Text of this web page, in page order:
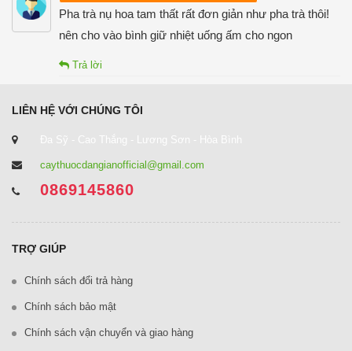
Pha trà nụ hoa tam thất rất đơn giản như pha trà thôi!
nên cho vào bình giữ nhiệt uống ấm cho ngon
Trả lời
LIÊN HỆ VỚI CHÚNG TÔI
Đa Sỹ - Cao Thắng - Lương Sơn - Hòa Bình
caythuocdangianofficial@gmail.com
0869145860
TRỢ GIÚP
Chính sách đổi trả hàng
Chính sách bảo mật
Chính sách vận chuyển và giao hàng